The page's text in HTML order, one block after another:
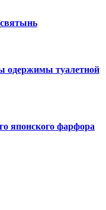
одержимы туалетной
японского фарфора